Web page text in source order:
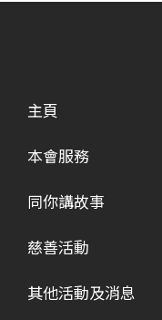
主頁
本會服務
同你講故事
慈善活動
其他活動及消息